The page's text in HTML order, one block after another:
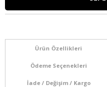
Ürün Özellikleri
Ödeme Seçenekleri
İade / Değişim / Kargo